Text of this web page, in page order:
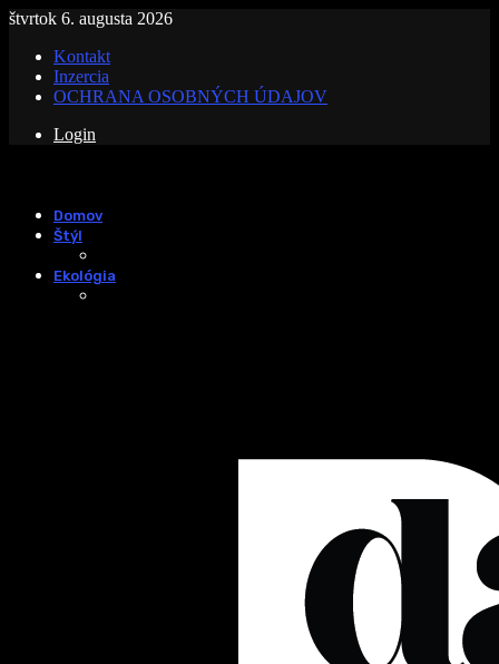
štvrtok 6. augusta 2026
Kontakt
Inzercia
OCHRANA OSOBNÝCH ÚDAJOV
Login
Domov
Štýl
Ekológia